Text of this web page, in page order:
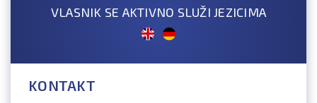
VLASNIK SE AKTIVNO SLUŽI JEZICIMA
KONTAKT